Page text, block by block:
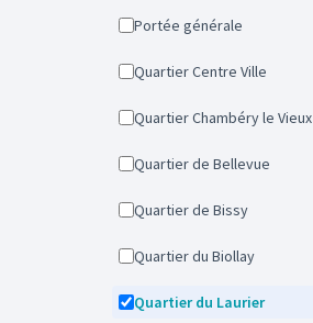
Portée générale
Quartier Centre Ville
Quartier Chambéry le Vieux
Quartier de Bellevue
Quartier de Bissy
Quartier du Biollay
Quartier du Laurier